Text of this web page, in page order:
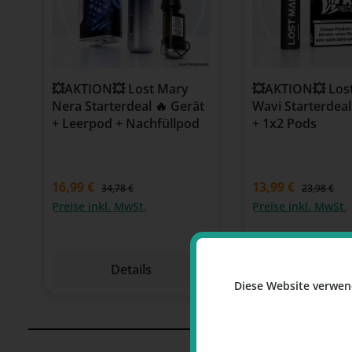
💥AKTION💥 Lost Mary
Nera Starterdeal 🔥 Gerät
+ Leerpod + Nachfüllpod
16,99 € 34,78 €
Preise inkl. MwSt.
Details
💥AKTION💥
Wavi
+ 1x2 Pods
13,99 € 23,98 €
Preise inkl. MwSt.
Diese Website